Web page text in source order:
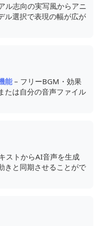
ル志向の実写風からアニ
ル選択で表現の幅が広が
能 – フリーBGM・効果
たは自分の音声ファイル
ストからAI音声を生成
きと同期させることがで